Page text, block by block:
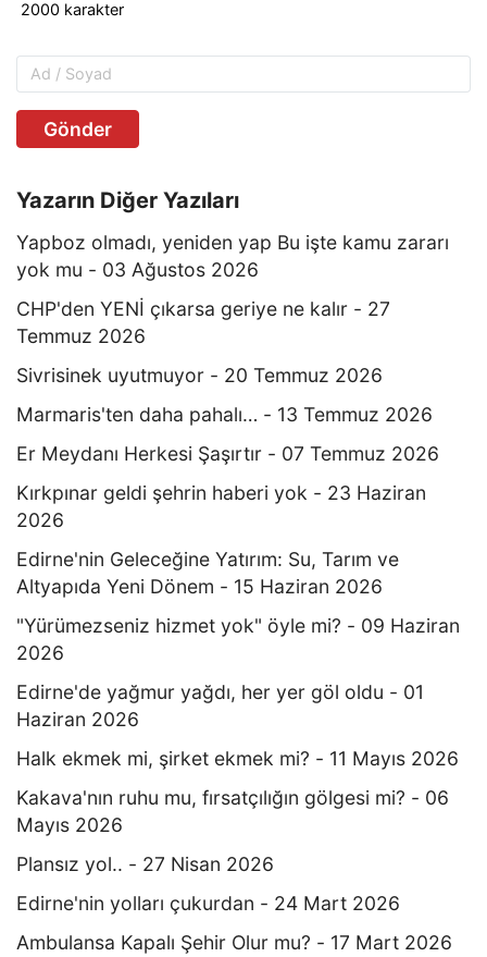
Gönder
Yazarın Diğer Yazıları
Yapboz olmadı, yeniden yap Bu işte kamu zararı
yok mu - 03 Ağustos 2026
CHP'den YENİ çıkarsa geriye ne kalır - 27
Temmuz 2026
Sivrisinek uyutmuyor - 20 Temmuz 2026
Marmaris'ten daha pahalı… - 13 Temmuz 2026
Er Meydanı Herkesi Şaşırtır - 07 Temmuz 2026
Kırkpınar geldi şehrin haberi yok - 23 Haziran
2026
Edirne'nin Geleceğine Yatırım: Su, Tarım ve
Altyapıda Yeni Dönem - 15 Haziran 2026
"Yürümezseniz hizmet yok" öyle mi? - 09 Haziran
2026
Edirne'de yağmur yağdı, her yer göl oldu - 01
Haziran 2026
Halk ekmek mi, şirket ekmek mi? - 11 Mayıs 2026
Kakava'nın ruhu mu, fırsatçılığın gölgesi mi? - 06
Mayıs 2026
Plansız yol.. - 27 Nisan 2026
Edirne'nin yolları çukurdan - 24 Mart 2026
Ambulansa Kapalı Şehir Olur mu? - 17 Mart 2026